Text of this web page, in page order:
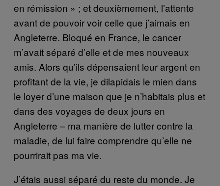
en rémission » ; et deuxièmement, l’attente
avant de pouvoir voir celle que j’aimais en
Angleterre. Bloqué en France, le cancer
m’avait séparé d’elle et de mes nouveaux
amis. Alors qu’ils dépensaient leur argent en
profitant de la vie, je dilapidais le mien dans
le loyer d’une maison que je n’habitais plus et
dans des voyages de deux jours en
Angleterre – ma manière de lutter contre la
maladie, de lui faire comprendre qu’elle ne
pourrirait pas ma vie.
J’étais aussi séparé du reste du monde. Je